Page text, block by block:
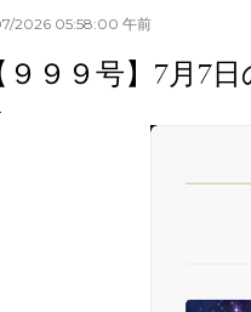
2026 05:58:00 午前
９９９号】7月7日